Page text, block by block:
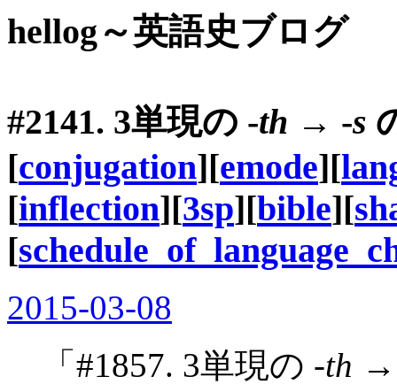
hellog～英語史ブログ
#2141. 3単現の -th → -s
[conjugation][emode][
[inflection][3sp][bible][
[
2015-03-08
「#1857. 3単現の -th